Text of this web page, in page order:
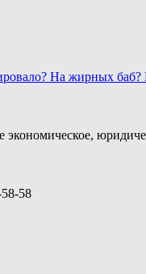
На жирных
58